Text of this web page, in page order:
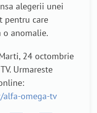
alegerii unei
pentru care
o anomalie.
24 octombrie
Urmareste
omega-tv